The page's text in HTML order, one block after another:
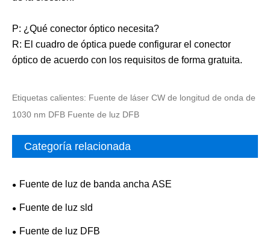
P: ¿Qué conector óptico necesita?
R: El cuadro de óptica puede configurar el conector
óptico de acuerdo con los requisitos de forma gratuita.
Etiquetas calientes: Fuente de láser CW de longitud de onda de
1030 nm DFB Fuente de luz DFB
Categoría relacionada
Fuente de luz de banda ancha ASE
Fuente de luz sld
Fuente de luz DFB